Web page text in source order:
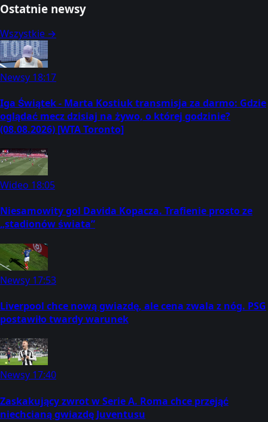
Ostatnie newsy
Wszystkie →
Newsy 18:17
Iga Świątek - Marta Kostiuk transmisja za darmo: Gdzie
oglądać mecz dzisiaj na żywo, o której godzinie?
(08.08.2026) [WTA Toronto]
Wideo 18:05
Niesamowity gol Davida Kopacza. Trafienie prosto ze
„stadionów świata”
Newsy 17:53
Liverpool chce nową gwiazdę, ale cena zwala z nóg. PSG
postawiło twardy warunek
Newsy 17:40
Zaskakujący zwrot w Serie A. Roma chce przejąć
niechcianą gwiazdę Juventusu